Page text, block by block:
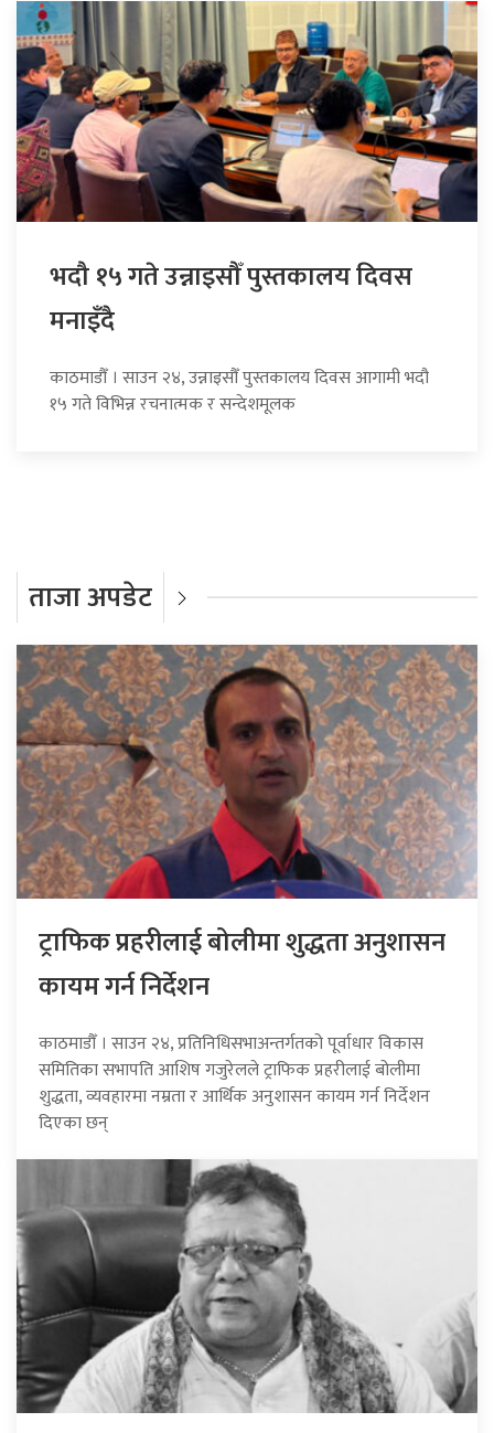
भदौ १५ गते उन्नाइसौँ पुस्तकालय दिवस
मनाइँदै
काठमाडौँ । साउन २४, उन्नाइसौँ पुस्तकालय दिवस आगामी भदौ
१५ गते विभिन्न रचनात्मक र सन्देशमूलक
ताजा अपडेट
ट्राफिक प्रहरीलाई बोलीमा शुद्धता अनुशासन
कायम गर्न निर्देशन
काठमाडौँ । साउन २४, प्रतिनिधिसभाअन्तर्गतको पूर्वाधार विकास
समितिका सभापति आशिष गजुरेलले ट्राफिक प्रहरीलाई बोलीमा
शुद्धता, व्यवहारमा नम्रता र आर्थिक अनुशासन कायम गर्न निर्देशन
दिएका छन्